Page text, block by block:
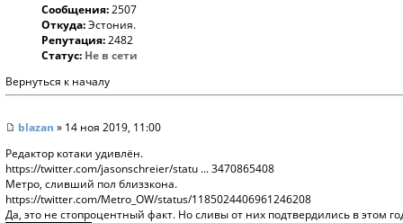
Сообщения:2507
Откуда:Эстония.
Репутация:2482
Статус: Не в сети
Вернуться к началу
blazan » 14 ноя 2019, 11:00
Редактор котаки удивлён.
https://twitter.com/jasonschreier/statu ... 3470865408
Метро, сливший пол близзкона.
https://twitter.com/Metro_OW/status/1185024406961246208
Да, это не стопроцентный факт. Но сливы от них подтвердились в этом